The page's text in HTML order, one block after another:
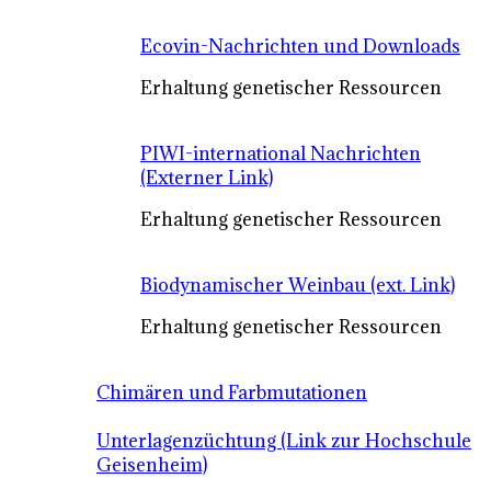
Ecovin-Nachrichten und Downloads
Erhaltung genetischer Ressourcen
PIWI-international Nachrichten
(Externer Link)
Erhaltung genetischer Ressourcen
Biodynamischer Weinbau (ext. Link)
Erhaltung genetischer Ressourcen
Chimären und Farbmutationen
Unterlagenzüchtung (Link zur Hochschule
Geisenheim)